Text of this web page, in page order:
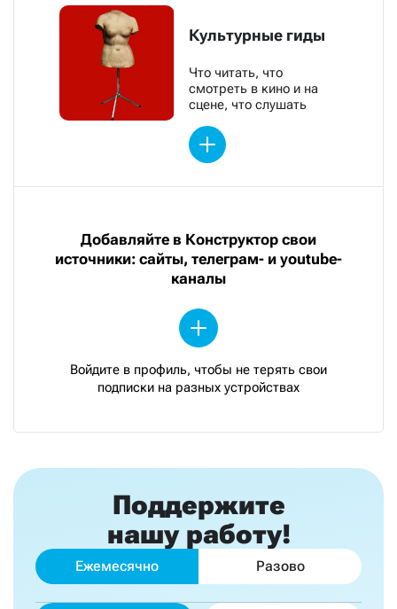
Культурные гиды
Что читать, что
смотреть в кино и на
сцене, что слушать
Добавляйте в Конструктор свои
источники: сайты, телеграм- и youtube-
каналы
Войдите в профиль, чтобы не терять свои
подписки на разных устройствах
Поддержите
нашу работу!
Ежемесячно Разово